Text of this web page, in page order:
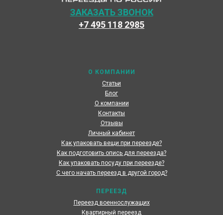
О КОМПАНИИ
Статьи
ПЕРЕЕЗД
Блог
О компании
Контакты
Отзывы
Личный кабинет
Как упаковать вещи при переезде?
Как подготовить опись для переезда?
Как упаковать посуду при переезде?
С чего начать переезд в другой город?
+7 495 118 2985
ЗАКАЗАТЬ ЗВОНОК
Переезд военнослужащих
Квартирный переезд